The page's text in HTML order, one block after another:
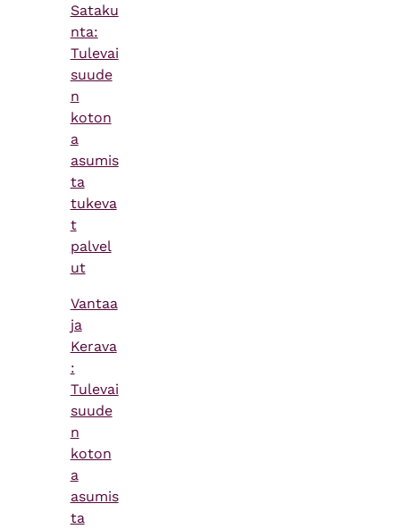
Sataku
nta:
Tulevai
suude
n
koton
a
asumis
ta
tukeva
t
palvel
ut
Vantaa
ja
Kerava
:
Tulevai
suude
n
koton
a
asumis
ta